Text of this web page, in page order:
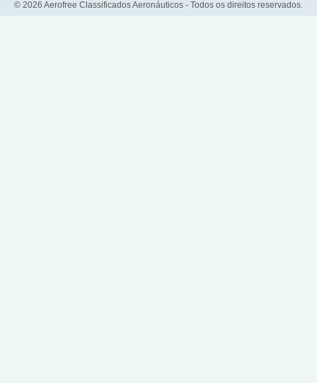
© 2026 Aerofree Classificados Aeronáuticos - Todos os direitos reservados.